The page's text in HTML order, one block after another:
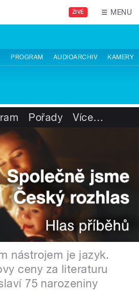
ŽIVĚ MENU
PROGRAM AUDIOARCHIV KAMERY
Pořady Více…
nástrojem je jazyk.
ceny za literaturu
75 narozeniny